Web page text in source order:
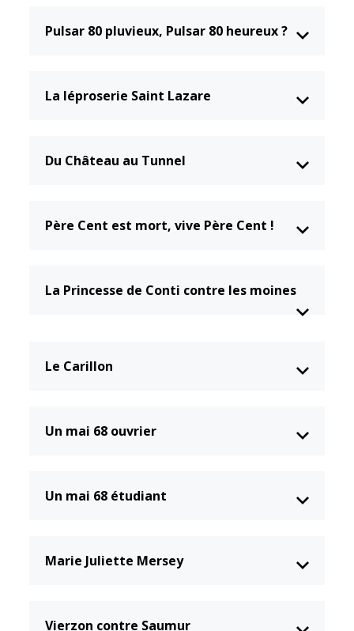
Pulsar 80 pluvieux, Pulsar 80 heureux ?
La léproserie Saint Lazare
Du Château au Tunnel
Père Cent est mort, vive Père Cent !
La Princesse de Conti contre les moines
Le Carillon
Un mai 68 ouvrier
Un mai 68 étudiant
Marie Juliette Mersey
Vierzon contre Saumur